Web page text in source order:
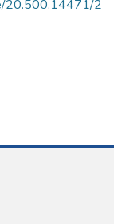
20.500.14471/2